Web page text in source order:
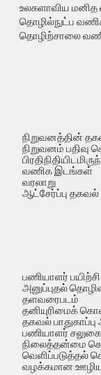
உலகளாவிய
தொழில்நுட்ப
தொழிற்சாலை
நிறுவனத்தின்
நிறுவனம் பதிவு
வணிக இடங்கள்
வரலாறு
ஆட்சேர்ப்பு தகவல்
பணியாளர் பயிற்சி
அனுப்புதல்
தளவரைபடம்
தனியுரிமைக்
தகவல்
பணியாளர்
நிலைத்தன்மை
வெளிப்படுத்தல்
வழக்கமான